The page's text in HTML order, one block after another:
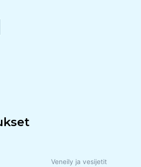
Veneily ja vesijetit